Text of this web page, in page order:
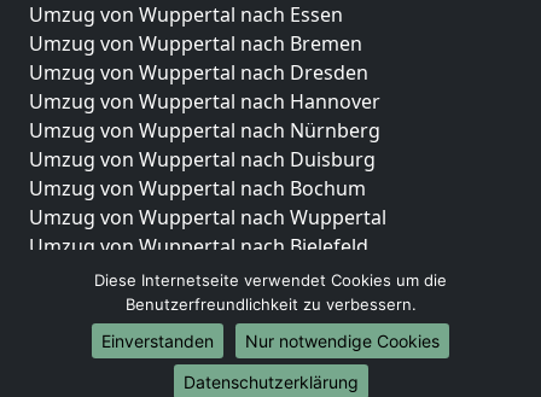
Umzug von Wuppertal nach Essen
Umzug von Wuppertal nach Bremen
Umzug von Wuppertal nach Dresden
Umzug von Wuppertal nach Hannover
Umzug von Wuppertal nach Nürnberg
Umzug von Wuppertal nach Duisburg
Umzug von Wuppertal nach Bochum
Umzug von Wuppertal nach Wuppertal
Umzug von Wuppertal nach Bielefeld
Umzug von Wuppertal nach Bonn
Umzug von Wuppertal nach Münster
Internationale-Umzüge
Umzug von Wuppertal nach Brasilien
Diese Internetseite verwendet Cookies um die
Benutzerfreundlichkeit zu verbessern.
Einverstanden
Nur notwendige Cookies
Datenschutzerklärung